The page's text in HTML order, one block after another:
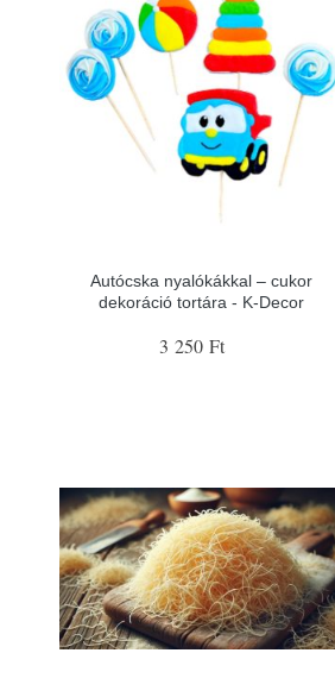
Autócska nyalókákkal – cukor
dekoráció tortára - K-Decor
3 250 Ft